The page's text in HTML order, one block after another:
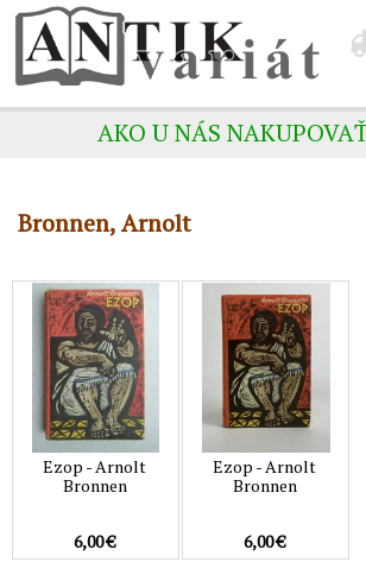
AKO U NÁS
Bronnen, Arnolt
Ezop - Arnolt
Bronnen
6,00 €
Ezop - Arnolt
Bronnen
6,00 €